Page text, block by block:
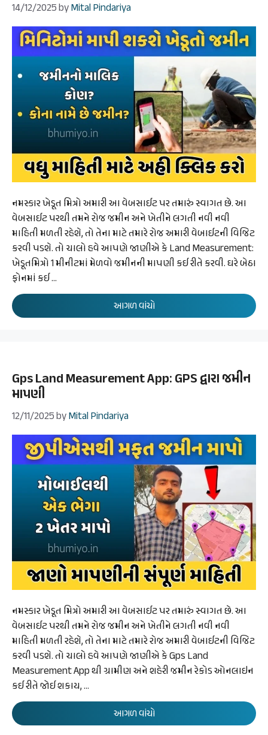
14/12/2025byMital Pindariya
નમસ્કાર ખેડૂત મિત્રો અમારી આ વેબસાઈટ પર તમારું સ્વાગત છે. આ
વેબસાઈટ પરથી તમને રોજ જમીન અને ખેતીને લગતી નવી નવી
માહિતી મળતી રહેશે, તો તેના માટે તમારે રોજ અમારી વેબાઈટની વિજિટ
કરવી પડશે. તો ચાલો હવે આપણે જાણીએ કે Land Measurement:
ખેડૂતમિત્રો 1 મીનીટમાં મેળવો જમીનની માપણી કઈ રીતે કરવી. ઘરે બેઠા
ફોનમાં કઈ …
આગળ વાંચો
Gps Land Measurement App: GPS દ્વારા જમીન
માપણી
12/11/2025byMital Pindariya
નમસ્કાર ખેડૂત મિત્રો અમારી આ વેબસાઈટ પર તમારું સ્વાગત છે. આ
વેબસાઈટ પરથી તમને રોજ જમીન અને ખેતીને લગતી નવી નવી
માહિતી મળતી રહેશે, તો તેના માટે તમારે રોજ અમારી વેબાઈટની વિજિટ
કરવી પડશે. તો ચાલો હવે આપણે જાણીએ કે Gps Land
Measurement App થી ગ્રામીણ અને શહેરી જમીન રેકોડ ઓનલાઇન
કઈ રીતે જોઈ શકાય, …
આગળ વાંચો